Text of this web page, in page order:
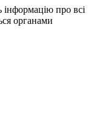
про всі
органами